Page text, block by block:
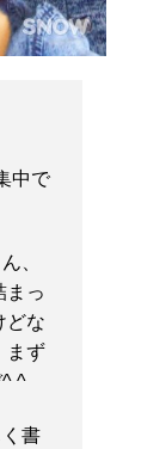
中で
、
まっ
どな
まず
^
書